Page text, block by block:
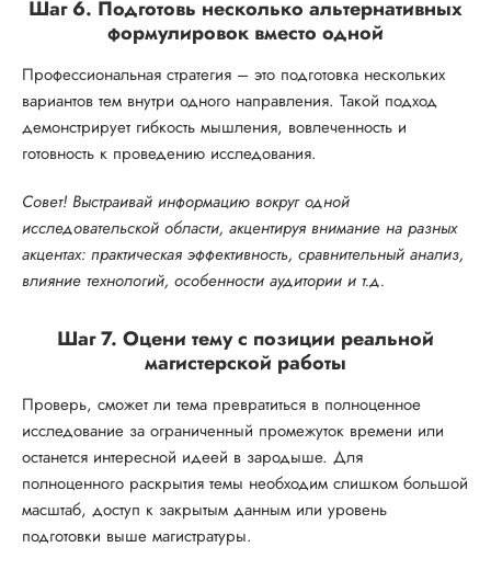
Шаг 6. Подготовь несколько альтернативных
формулировок вместо одной
Профессиональная стратегия – это подготовка нескольких
вариантов тем внутри одного направления. Такой подход
демонстрирует гибкость мышления, вовлеченность и
готовность к проведению исследования.
Совет! Выстраивай информацию вокруг одной
исследовательской области, акцентируя внимание на разных
акцентах: практическая эффективность, сравнительный анализ,
влияние технологий, особенности аудитории и т.д.
Шаг 7. Оцени тему с позиции реальной
магистерской работы
Проверь, сможет ли тема превратиться в полноценное
исследование за ограниченный промежуток времени или
останется интересной идеей в зародыше. Для
полноценного раскрытия темы необходим слишком большой
масштаб, доступ к закрытым данным или уровень
подготовки выше магистратуры.